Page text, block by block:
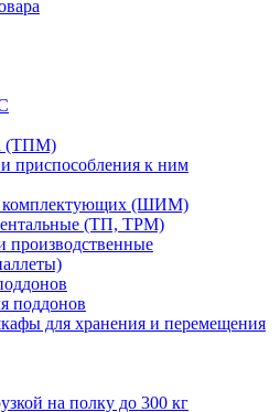
(ТПМ)
приспособления к ним
комплектующих (ШИМ)
(ТП, ТРМ)
поддонов
для хранения и перемещения
на полку до 300 кг